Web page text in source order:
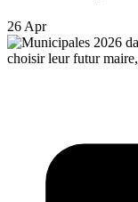
26 Apr